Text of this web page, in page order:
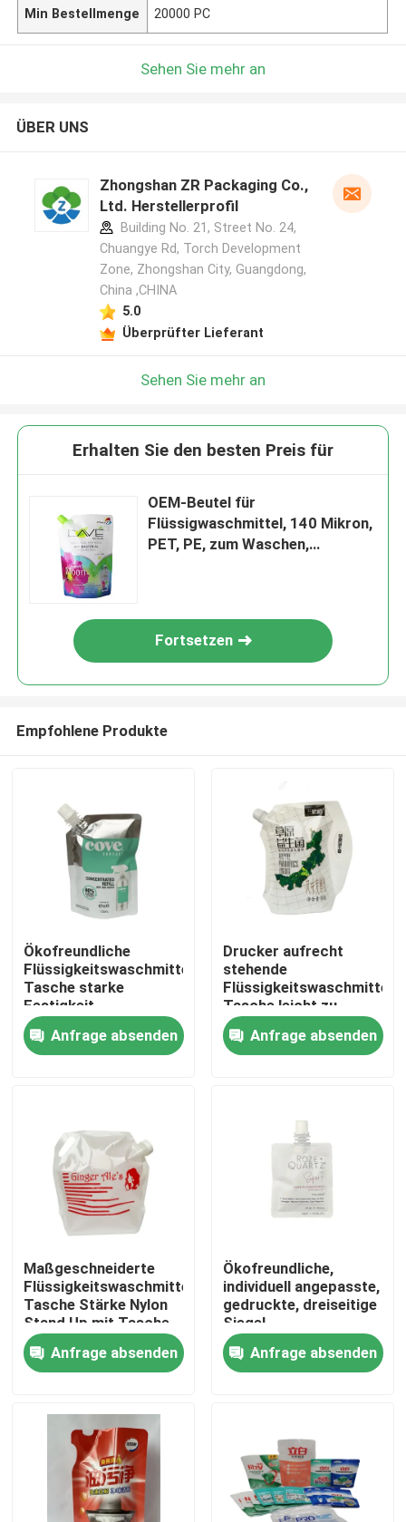
Haus
Produkte
Fabrik-Ausflug
Qualitätskontrolle
Treten Sie mit uns in Verbindung
Nachrichten
Verpacken- der Lebensmittelbeutel
Ausgussverpackungsbeutel
Min Bestellmenge 20000 PC
Sehen Sie mehr an
ÜBER UNS
Zhongshan ZR Packaging Co.,
Ltd. Herstellerprofil
Building No. 21, Street No. 24,
Chuangye Rd, Torch Development
Zone, Zhongshan City, Guangdong,
China ,CHINA
5.0
Überprüfter Lieferant
Sehen Sie mehr an
Erhalten Sie den besten Preis für
OEM-Beutel für
Flüssigwaschmittel, 140 Mikron,
PET, PE, zum Waschen,
Fortsetzen
Empfohlene Produkte
Ökofreundliche
Flüssigkeitswaschmittel
Tasche starke
Festigkeit
Feuchtigkeitsdichtheit
StehenAnfrage absenden
Drucker aufrecht
stehende
Flüssigkeitswaschmittel
Tasche leicht zu
gießen Tasche
Anfrage absenden
Maßgeschneiderte
Flüssigkeitswaschmittel
Tasche Stärke Nylon
Stand Up mit Tasche
Kapazität 5L
Anfrage absenden
Ökofreundliche,
individuell angepasste,
gedruckte, dreiseitige
Siegel-
Flüssigkeitsbeutel für
Waschmittel
Anfrage absenden